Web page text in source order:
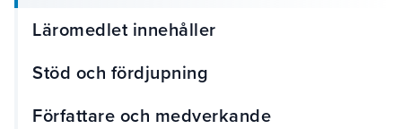
Läromedlet innehåller
Stöd och fördjupning
Författare och medverkande